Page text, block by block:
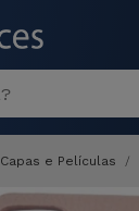
Capas e Películas